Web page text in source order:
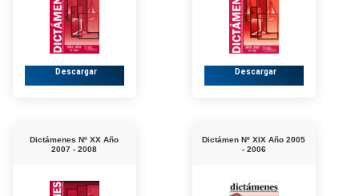
Descargar Descargar
Dictámenes Nº XX Año
2007 - 2008
Dictámen Nº XIX Año 2005
- 2006